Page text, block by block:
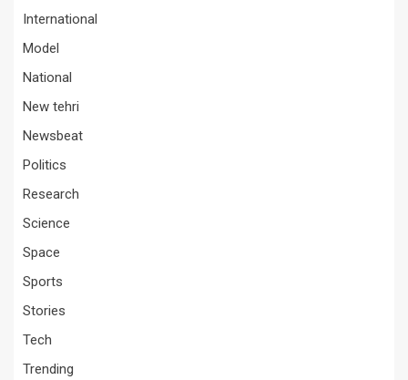
International
Model
National
New tehri
Newsbeat
Politics
Research
Science
Space
Sports
Stories
Tech
Trending